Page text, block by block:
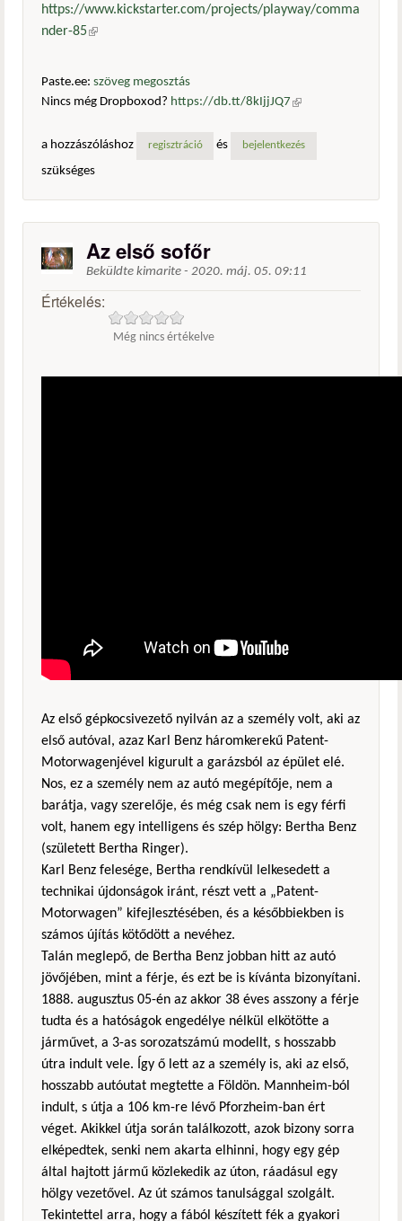
https://www.kickstarter.com/projects/playway/comma
nder-85(külső hivatkozás)
Paste.ee: szöveg megosztás
Nincs még Dropboxod? https://db.tt/8kIjjJQ7 (külső
a hozzászóláshoz
regisztráció és bejelentkezés
szükséges
Az első sofőr
Beküldte kimarite - 2020. máj. 05. 09:11
Értékelés:
Még nincs értékelve
Az első gépkocsivezető nyilván az a személy volt, aki az
első autóval, azaz Karl Benz háromkerekű Patent-
Motorwagenjével kigurult a garázsból az épület elé.
Nos, ez a személy nem az autó megépítője, nem a
barátja, vagy szerelője, és még csak nem is egy férfi
volt, hanem egy intelligens és szép hölgy: Bertha Benz
(született Bertha Ringer).
Karl Benz felesége, Bertha rendkívül lelkesedett a
technikai újdonságok iránt, részt vett a „Patent-
Motorwagen” kifejlesztésében, és a későbbiekben is
számos újítás kötődött a nevéhez.
Talán meglepő, de Bertha Benz jobban hitt az autó
jövőjében, mint a férje, és ezt be is kívánta bizonyítani.
1888. augusztus 05-én az akkor 38 éves asszony a férje
tudta és a hatóságok engedélye nélkül elkötötte a
járművet, a 3-as sorozatszámú modellt, s hosszabb
útra indult vele. Így ő lett az a személy is, aki az első,
hosszabb autóutat megtette a Földön. Mannheim-ból
indult, s útja a 106 km-re lévő Pforzheim-ban ért
véget. Akikkel útja során találkozott, azok bizony sorra
elképedtek, senki nem akarta elhinni, hogy egy gép
által hajtott jármű közlekedik az úton, ráadásul egy
hölgy vezetővel. Az út számos tanulsággal szolgált.
Tekintettel arra, hogy a fából készített fék a gyakori